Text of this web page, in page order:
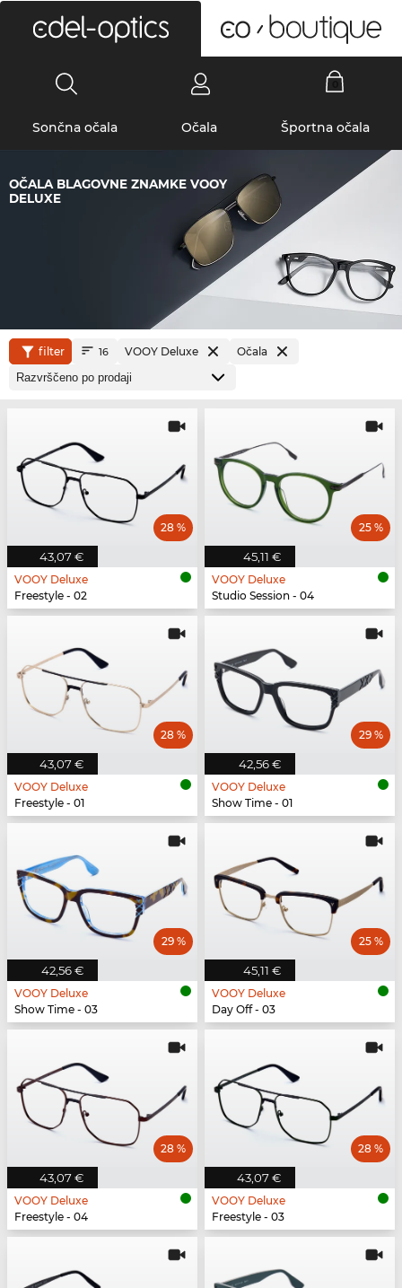
Sončna očala Očala Športna očala
OČALA BLAGOVNE ZNAMKE VOOY
DELUXE
filter 16 VOOY Deluxe Očala
43,07 €
28 %
VOOY Deluxe
Freestyle - 02
45,11 €
25 %
VOOY Deluxe
Studio Session - 04
43,07 €
28 %
VOOY Deluxe
Freestyle - 01
42,56 €
29 %
VOOY Deluxe
Show Time - 01
42,56 €
29 %
VOOY Deluxe
Show Time - 03
45,11 €
25 %
VOOY Deluxe
Day Off - 03
43,07 €
28 %
VOOY Deluxe
Freestyle - 04
43,07 €
28 %
VOOY Deluxe
Freestyle - 03